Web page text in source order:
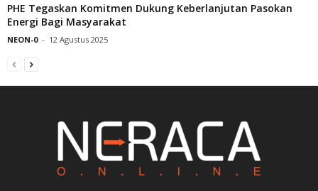
PHE Tegaskan Komitmen Dukung Keberlanjutan Pasokan
Energi Bagi Masyarakat
NEON-0 - 12 Agustus 2025